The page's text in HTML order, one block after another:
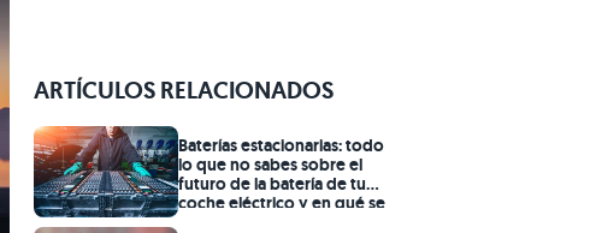
ARTÍCULOS RELACIONADOS
Baterías estacionarias: todo
lo que no sabes sobre el
futuro de la batería de tu
coche eléctrico y en qué se